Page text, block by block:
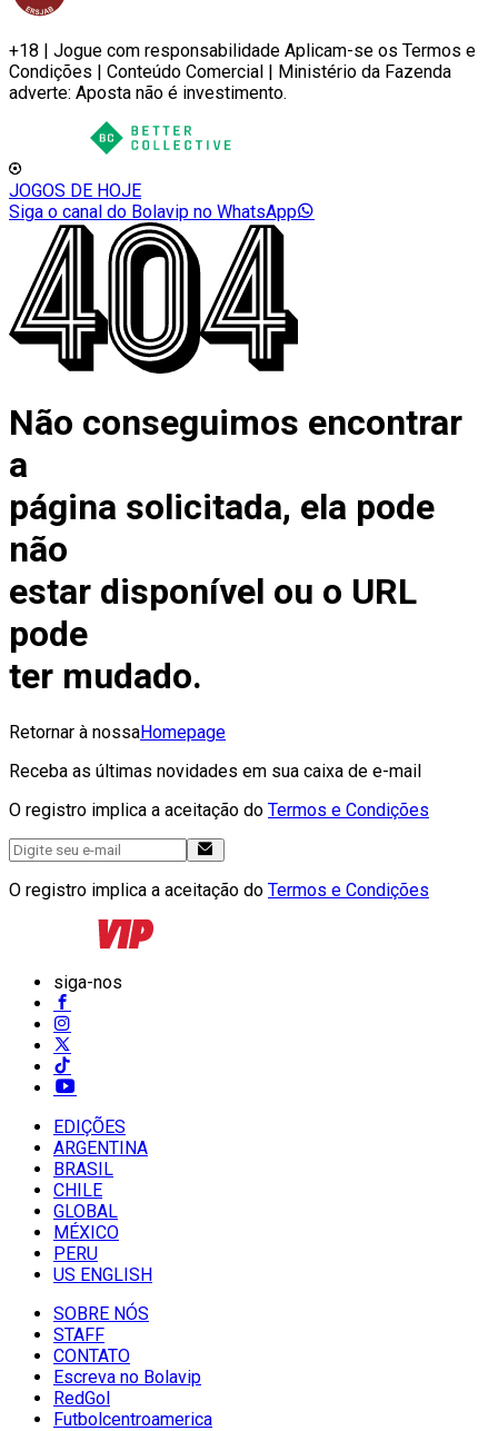
+18 | Jogue com responsabilidade Aplicam-se os Termos e
Condições | Conteúdo Comercial | Ministério da Fazenda
adverte: Aposta não é investimento.
JOGOS DE HOJE
Siga o canal do Bolavip no WhatsApp
Não conseguimos encontrar
a
página solicitada, ela pode
não
estar disponível ou o URL
pode
ter mudado.
Retornar à nossaHomepage
Receba as últimas novidades em sua caixa de e-mail
O registro implica a aceitação do Termos e Condições
O registro implica a aceitação do Termos e Condições
siga-nos
EDIÇÕES
ARGENTINA
BRASIL
CHILE
GLOBAL
MÉXICO
PERU
US ENGLISH
SOBRE NÓS
STAFF
CONTATO
Escreva no Bolavip
RedGol
Futbolcentroamerica